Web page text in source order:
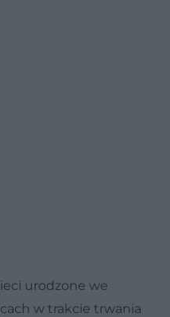
urodzone we
w trakcie trwania